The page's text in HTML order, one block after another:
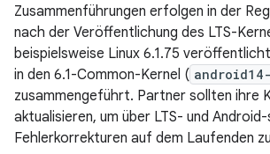
Zusammenführungen erfolgen in der
nach der Veröffentlichung des LTS-
beispielsweise Linux 6.1.75
in den 6.1-Common-Kernel (
zusammengeführt. Partner sollten ihre
aktualisieren, um über LTS- und
Fehlerkorrekturen auf dem Laufenden